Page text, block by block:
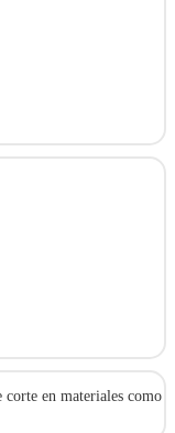
en materiales como